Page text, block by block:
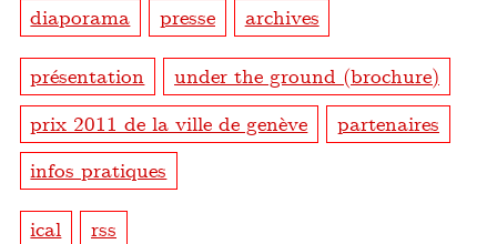
diaporama presse archives
présentation
under the ground (brochure)
prix 2011 de la ville de genève
partenaires
infos pratiques
ical rss